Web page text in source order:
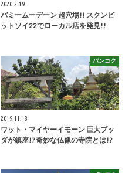
2020.2.19
バミームーデーン 超穴場!! スクンビ
ットソイ22でローカル店を発見!!
バンコク
2019.11.18
ワット・マイヤーイモーン 巨大ブッ
ダが鎮座!? 奇妙な仏像の寺院とは!?